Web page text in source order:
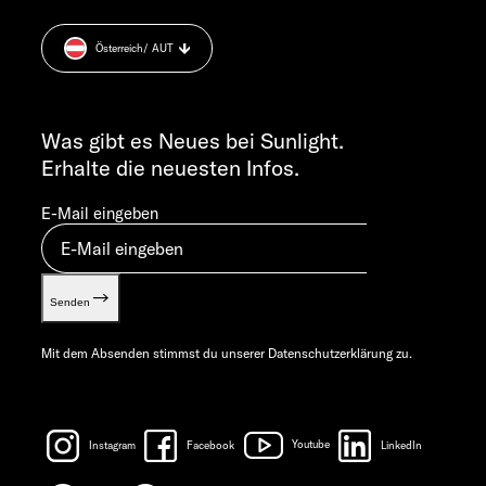
MO-DO 7:30 – 12:00 UND 13:00 – 16:00 UHR
FR 7:30 – 12:00 UHR
info@sunlight.de
Sicherheitshinweis
Cookie Consent
Was gibt es Neues bei Sunlight.
Erhalte die neuesten Infos.
E-Mail eingeben
Senden
Mit dem Absenden stimmst du unserer Datenschutzerklärung zu.
Instagram Facebook Youtube LinkedIn
Österreich/ AUT